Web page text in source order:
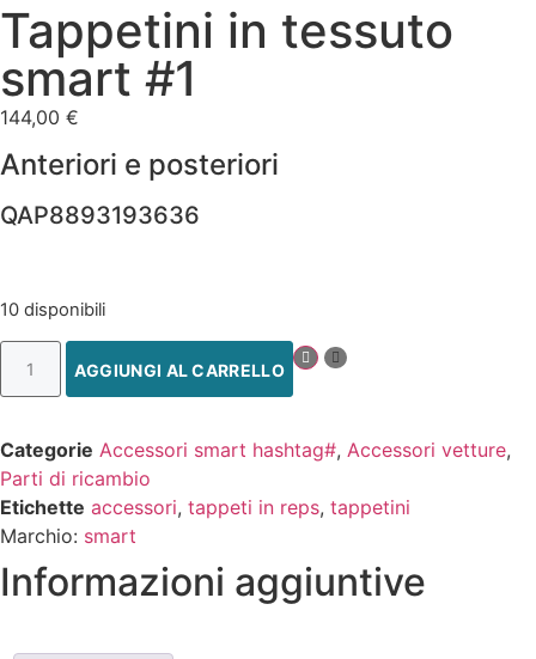
Tappetini in tessuto
smart #1
144,00 €
Anteriori e posteriori
QAP8893193636
10 disponibili
AGGIUNGI AL CARRELLO
Categorie Accessori smart hashtag#, Accessori vetture,
Parti di ricambio
Etichette accessori, tappeti in reps, tappetini
Marchio: smart
Informazioni aggiuntive